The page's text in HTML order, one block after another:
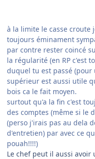
à la limite le casse croute
toujours éminament
par contre rester coincé
la régularité (en RP c'est
duquel tu est passé (pour
supérieur est aussi utile
bois ca le fait moyen.
surtout qu'a la fin c'est
des comptes (même si le
(perso j'irais pas au dela
d'entretien) par avec ce
pouah!!!!)
Le chef peut il aussi avoir